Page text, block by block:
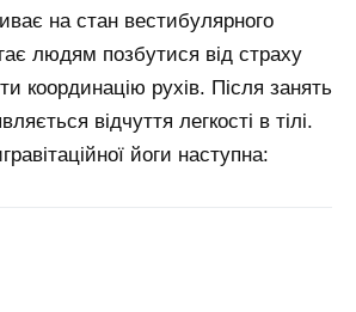
на стан вестибулярного
людям позбутися від страху
координацію рухів. Після занять
відчуття легкості в тілі.
йоги наступна: